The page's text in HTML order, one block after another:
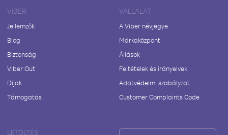
VIBER
Jellemzők
Blog
Biztonság
Viber Out
Díjak
Támogatás
VÁLLALAT
A Viber névjegye
Márkaközpont
Állások
Feltételek és irányelvek
Adatvédelmi szabályzat
Customer Complaints Code
LETÖLTÉS